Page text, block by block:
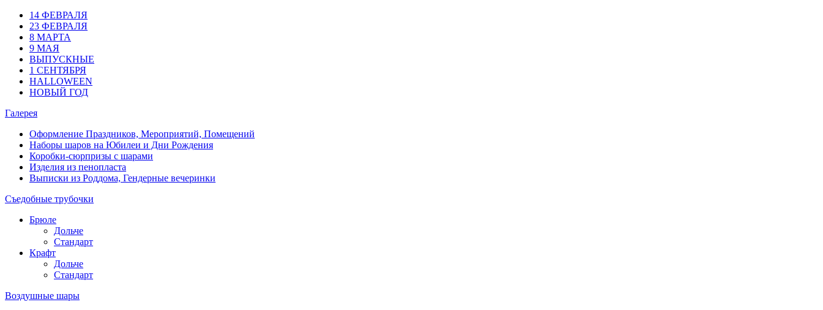
14 ФЕВРАЛЯ
23 ФЕВРАЛЯ
8 МАРТА
9 МАЯ
ВЫПУСКНЫЕ
1 СЕНТЯБРЯ
HALLOWEEN
НОВЫЙ ГОД
Галерея
Оформление Праздников, Мероприятий, Помещений
Наборы шаров на Юбилеи и Дни Рождения
Коробки-сюрпризы с шарами
Изделия из пенопласта
Выписки из Роддома, Гендерные вечеринки
Съедобные трубочки
Брюле
Дольче
Стандарт
Крафт
Дольче
Стандарт
Воздушные шары